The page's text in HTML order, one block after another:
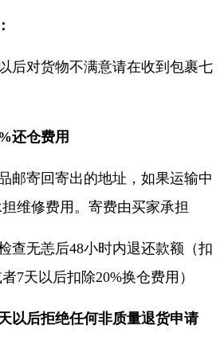
对货物不满意请在收到包裹七
还仓费用
寄回寄出的地址，如果运输中
维修费用。寄费由买家承担
无恙后48小时内退还款额（扣
7天以后扣除20%换仓费用 ）
以后拒绝任何非质量退货申请